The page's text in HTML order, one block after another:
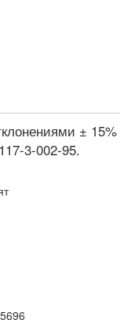
± 15%
3-002-95.